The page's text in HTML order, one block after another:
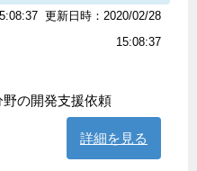
更新日時：2020/02/28
15:08:37
の開発支援依頼
詳細を見る